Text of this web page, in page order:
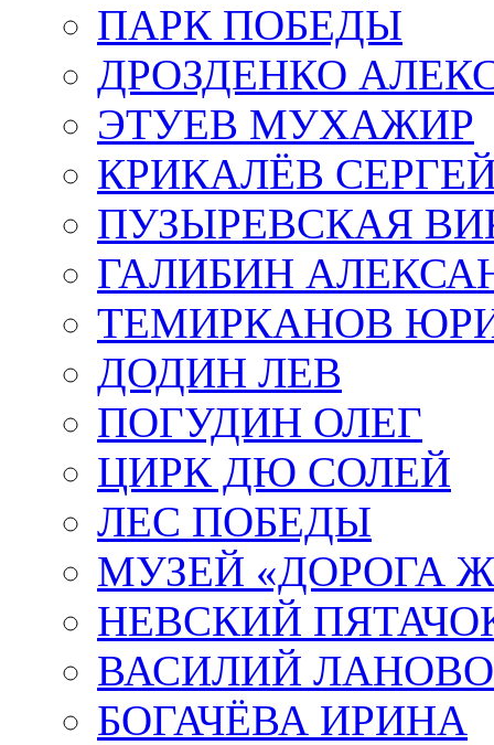
ПАРК ПОБЕДЫ
ДРОЗДЕНКО
ЭТУЕВ МУХАЖИР
КРИКАЛЁВ
ПУЗЫРЕВСКАЯ
ГАЛИБИН
ТЕМИРКАНОВ
ДОДИН ЛЕВ
ПОГУДИН ОЛЕГ
ЦИРК ДЮ СОЛЕЙ
ЛЕС ПОБЕДЫ
МУЗЕЙ «ДОРОГА
НЕВСКИЙ
ВАСИЛИЙ
БОГАЧЁВА ИРИНА